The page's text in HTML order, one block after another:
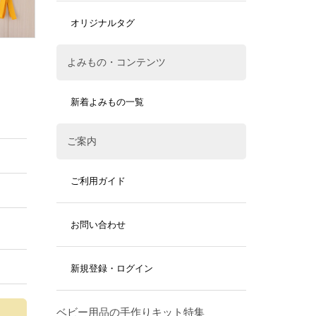
オリジナルタグ
よみもの・コンテンツ
新着よみもの一覧
ご案内
ご利用ガイド
お問い合わせ
新規登録・ログイン
ベビー用品の手作りキット特集